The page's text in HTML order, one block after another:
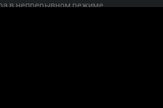
в непрерывном режиме,